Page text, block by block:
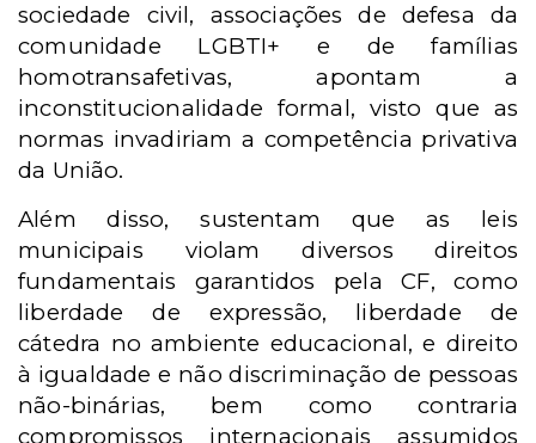
sociedade civil, associações de defesa da
comunidade LGBTI+ e de famílias
homotransafetivas, apontam a
inconstitucionalidade formal, visto que as
normas invadiriam a competência privativa
da União.
Além disso, sustentam que as leis
municipais violam diversos direitos
fundamentais garantidos pela CF, como
liberdade de expressão, liberdade de
cátedra no ambiente educacional, e direito
à igualdade e não discriminação de pessoas
não-binárias, bem como contraria
compromissos internacionais assumidos